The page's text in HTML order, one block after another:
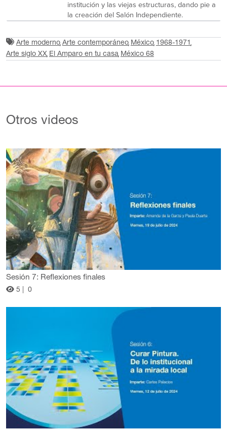
institución y las viejas estructuras, dando pie a
la creación del Salón Independiente.
Arte moderno Arte contemporáneo México 1968-1971
Arte siglo XX El Amparo en tu casa México 68
Otros videos
Sesión 7: Reflexiones finales
5 | 0